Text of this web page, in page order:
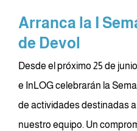
Arranca la I
de Devol
Desde el próximo 25 de
e InLOG celebrarán la
de actividades destinadas
nuestro equipo. Un